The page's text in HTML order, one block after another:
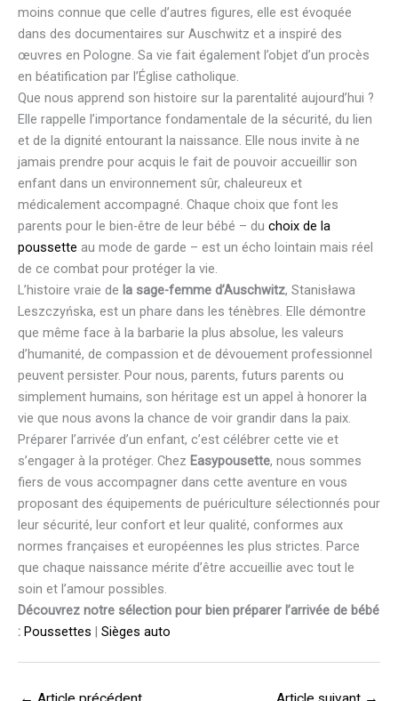
moins connue que celle d’autres figures, elle est évoquée
dans des documentaires sur Auschwitz et a inspiré des
œuvres en Pologne. Sa vie fait également l’objet d’un procès
en béatification par l’Église catholique.
Que nous apprend son histoire sur la parentalité aujourd’hui ?
Elle rappelle l’importance fondamentale de la sécurité, du lien
et de la dignité entourant la naissance. Elle nous invite à ne
jamais prendre pour acquis le fait de pouvoir accueillir son
enfant dans un environnement sûr, chaleureux et
médicalement accompagné. Chaque choix que font les
parents pour le bien-être de leur bébé – du choix de la
poussette au mode de garde – est un écho lointain mais réel
de ce combat pour protéger la vie.
L’histoire vraie de la sage-femme d’Auschwitz, Stanisława
Leszczyńska, est un phare dans les ténèbres. Elle démontre
que même face à la barbarie la plus absolue, les valeurs
d’humanité, de compassion et de dévouement professionnel
peuvent persister. Pour nous, parents, futurs parents ou
simplement humains, son héritage est un appel à honorer la
vie que nous avons la chance de voir grandir dans la paix.
Préparer l’arrivée d’un enfant, c’est célébrer cette vie et
s’engager à la protéger. Chez Easypousette, nous sommes
fiers de vous accompagner dans cette aventure en vous
proposant des équipements de puériculture sélectionnés pour
leur sécurité, leur confort et leur qualité, conformes aux
normes françaises et européennes les plus strictes. Parce
que chaque naissance mérite d’être accueillie avec tout le
soin et l’amour possibles.
Découvrez notre sélection pour bien préparer l’arrivée de bébé
: Poussettes | Sièges auto